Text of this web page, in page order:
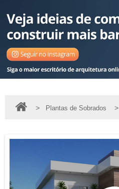
> Plantas de Sobrados >